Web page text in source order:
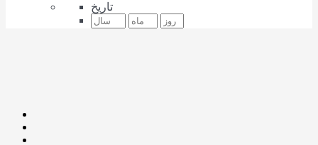
تاریخ